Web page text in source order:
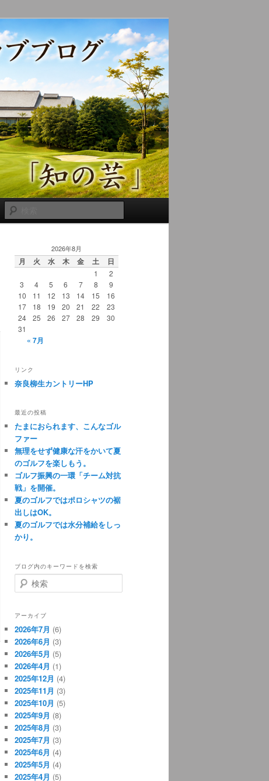
索
2026年8月
月 火 水 木 金 土 日
1
2
3
4 5 6 7 8
9
10
11 12 13 14 15
16
17
18 19 20 21 22
23
24
25 26 27 28 29
30
31
« 7月
リンク
奈良柳生カントリーHP
最近の投稿
たまにおられます、こんなゴル
ファー
無理をせず健康な汗をかいて夏
のゴルフを楽しもう。
ゴルフ振興の一環「チーム対抗
戦」を開催。
夏のゴルフではポロシャツの裾
出しはOK。
夏のゴルフでは水分補給をしっ
かり。
ブログ内のキーワードを検索
検
索
アーカイブ
2026年7月 (6)
2026年6月 (3)
2026年5月 (5)
2026年4月 (1)
2025年12月 (4)
2025年11月 (3)
2025年10月 (5)
2025年9月 (8)
2025年8月 (3)
2025年7月 (3)
2025年6月 (4)
2025年5月 (4)
2025年4月 (5)